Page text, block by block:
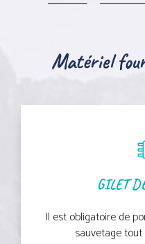
Matériel
GILET
Il est obligatoire de
sauvetage